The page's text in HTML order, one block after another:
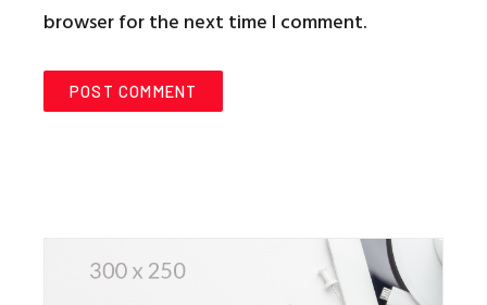
browser for the next time I comment.